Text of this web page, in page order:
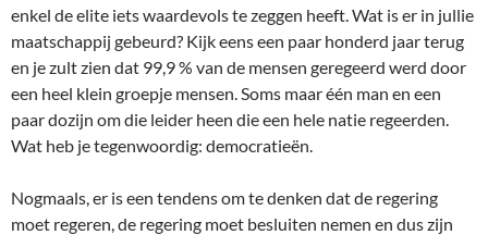
enkel de elite iets waardevols te zeggen heeft. Wat is er in jullie
maatschappij gebeurd? Kijk eens een paar honderd jaar terug
en je zult zien dat 99,9 % van de mensen geregeerd werd door
een heel klein groepje mensen. Soms maar één man en een
paar dozijn om die leider heen die een hele natie regeerden.
Wat heb je tegenwoordig: democratieën.
Nogmaals, er is een tendens om te denken dat de regering
moet regeren, de regering moet besluiten nemen en dus zijn